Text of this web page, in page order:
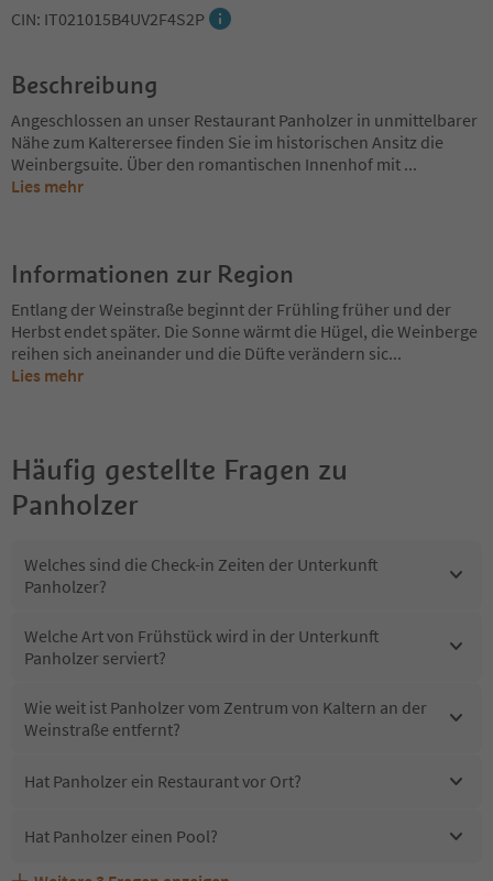
CIN: IT021015B4UV2F4S2P
Beschreibung
Angeschlossen an unser Restaurant Panholzer in unmittelbarer
Nähe zum Kalterersee finden Sie im historischen Ansitz die
Weinbergsuite. Über den romantischen Innenhof mit ...
Lies mehr
Informationen zur Region
Entlang der Weinstraße beginnt der Frühling früher und der
Herbst endet später. Die Sonne wärmt die Hügel, die Weinberge
reihen sich aneinander und die Düfte verändern sic...
Lies mehr
Häufig gestellte Fragen zu
Panholzer
Welches sind die Check-in Zeiten der Unterkunft
Panholzer?
Welche Art von Frühstück wird in der Unterkunft
Panholzer serviert?
Wie weit ist Panholzer vom Zentrum von Kaltern an der
Weinstraße entfernt?
Hat Panholzer ein Restaurant vor Ort?
Hat Panholzer einen Pool?